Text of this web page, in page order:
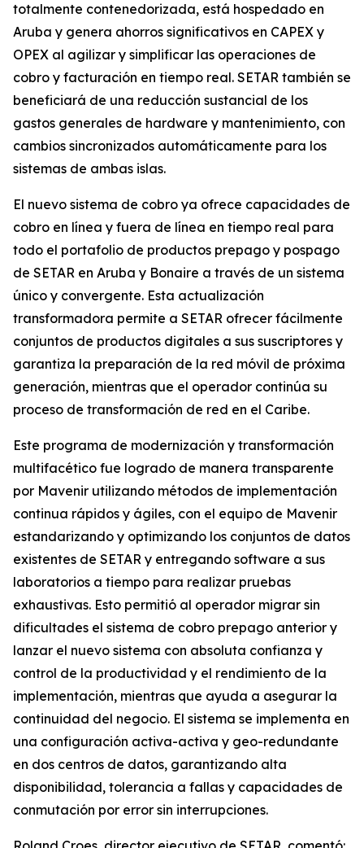
totalmente contenedorizada, está hospedado en
Aruba y genera ahorros significativos en CAPEX y
OPEX al agilizar y simplificar las operaciones de
cobro y facturación en tiempo real. SETAR también se
beneficiará de una reducción sustancial de los
gastos generales de hardware y mantenimiento, con
cambios sincronizados automáticamente para los
sistemas de ambas islas.
El nuevo sistema de cobro ya ofrece capacidades de
cobro en línea y fuera de línea en tiempo real para
todo el portafolio de productos prepago y pospago
de SETAR en Aruba y Bonaire a través de un sistema
único y convergente. Esta actualización
transformadora permite a SETAR ofrecer fácilmente
conjuntos de productos digitales a sus suscriptores y
garantiza la preparación de la red móvil de próxima
generación, mientras que el operador continúa su
proceso de transformación de red en el Caribe.
Este programa de modernización y transformación
multifacético fue logrado de manera transparente
por Mavenir utilizando métodos de implementación
continua rápidos y ágiles, con el equipo de Mavenir
estandarizando y optimizando los conjuntos de datos
existentes de SETAR y entregando software a sus
laboratorios a tiempo para realizar pruebas
exhaustivas. Esto permitió al operador migrar sin
dificultades el sistema de cobro prepago anterior y
lanzar el nuevo sistema con absoluta confianza y
control de la productividad y el rendimiento de la
implementación, mientras que ayuda a asegurar la
continuidad del negocio. El sistema se implementa en
una configuración activa-activa y geo-redundante
en dos centros de datos, garantizando alta
disponibilidad, tolerancia a fallas y capacidades de
conmutación por error sin interrupciones.